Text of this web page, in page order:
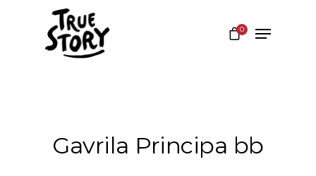
0
Gavrila Principa bb